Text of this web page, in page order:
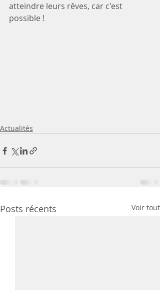
atteindre leurs rêves, car c'est
possible !
Actualités
Posts récents Voir tout